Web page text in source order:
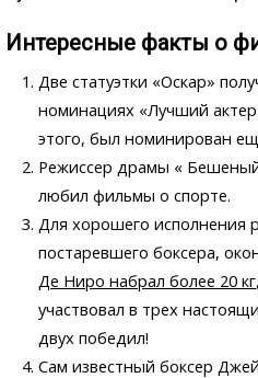
Интересные факты о
Две статуэтки «Оскар»
номинациях «Лучший
этого, был номинирован
Режиссер драмы «
любил фильмы о спорте.
Для хорошего исполнения
постаревшего боксера,
Де Ниро набрал более 20 кг
участвовал в трех
двух победил!
Сам известный боксер